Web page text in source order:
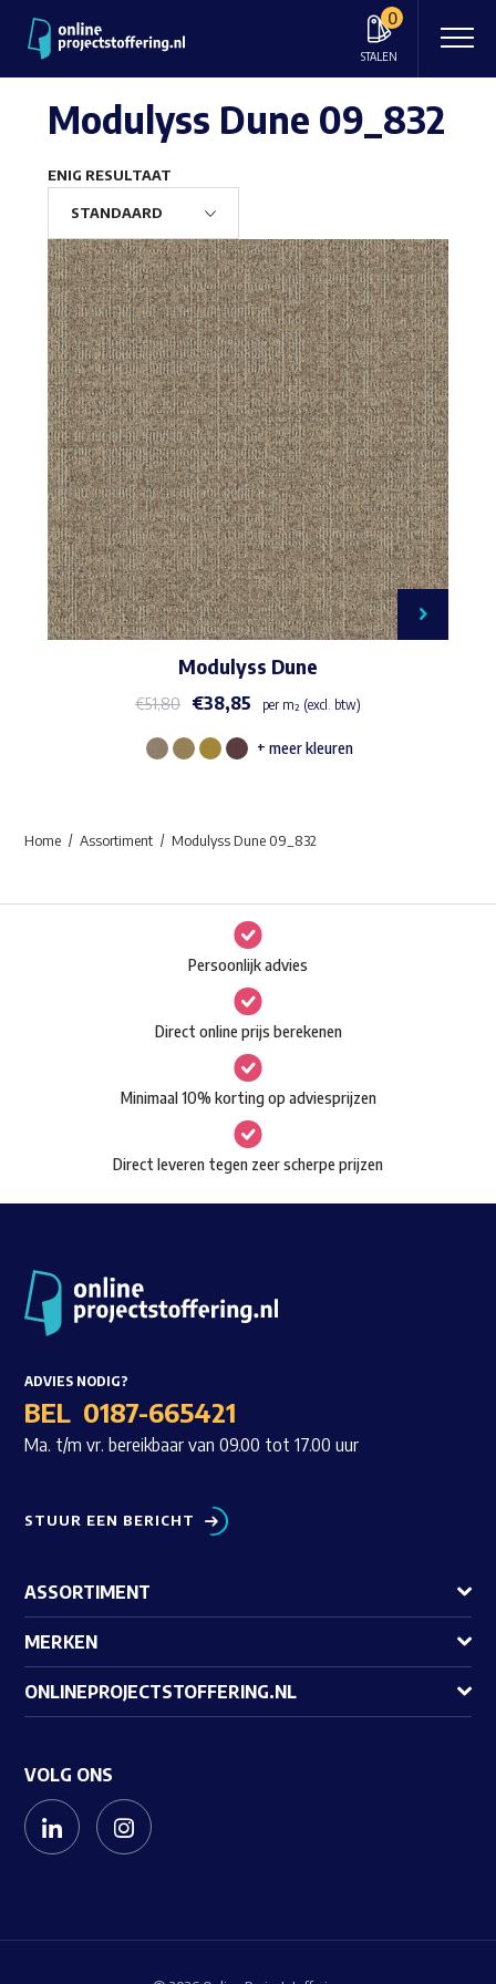
0
STALEN
Waar ben je naar op zoek?
Modulyss Dune 09_832
ENIG RESULTAAT
Modulyss Dune
€51,80 €38,85 per m² (excl. btw)
Dit
Deze
optie
kan
gekozen
worden
op
de
productpagina
+ meer kleuren
Home Assortiment Modulyss Dune 09_832
Persoonlijk advies
Direct online prijs berekenen
Minimaal 10% korting op adviesprijzen
Direct leveren tegen zeer scherpe prijzen
ADVIES NODIG?
BEL 0187-665421
Ma. t/m vr. bereikbaar van 09.00 tot 17.00 uur
STUUR EEN BERICHT
ASSORTIMENT
MERKEN
ONLINEPROJECTSTOFFERING.NL
VOLG ONS